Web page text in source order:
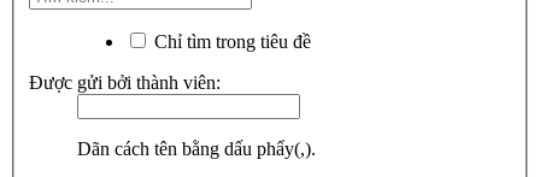
Chỉ tìm trong tiêu đề
Được gửi bởi thành viên:
Dãn cách tên bằng dấu phẩy(,).